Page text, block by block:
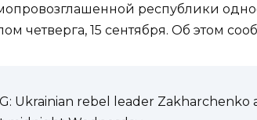
республики
четверга, 15 сентября. Об этом
Ukrainian rebel leader